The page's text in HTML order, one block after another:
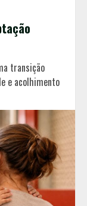
transição
e acolhimento